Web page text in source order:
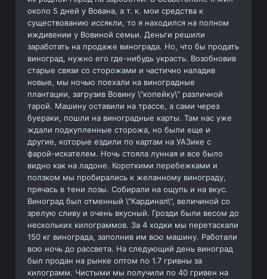
около 5 дней у Вована, а т. к. мои средства к
существованию иссякли, то я находился на полном
иждивении у Вовиной семьи. Деньги решили
заработать на продаже винограда. Но, что бы продать
виноград, нужно его где-нибудь украсть. Возобновив
старые связи со сторожами и частично наладив
новые, мы ночью поехали на виноградные
плантации, загрузив Вовину \"копейку\" различной
тарой. Машину оставили на трассе, а сами через
буераки, пошли на виноградные карты. Там нас уже
ждали подкупленные сторожа, но были еще и
другие, которые ездили по картам на УАЗике с
фарой-искателем. Ночь стояла лунная и все было
видно как на ладоне. Короткими перебежками и
ползком мы пробирались к желанному винограду,
прячась в тени лозы. Собирали на ощупь и на вкус.
Виноград был отменный \"Кардинал\", величиной со
зрелую сливу и очень вкусный. Грозди были весом до
нескольких килограммов. За 4 ходки мы перетаскали
150 кг винограда, заполнив им всю машину. Работали
всю ночь до рассвета. На следующий день виноград
был продан на рынке оптом по 1.7 гривны за
килограмм. Чистыми мы получили по 40 гривен на